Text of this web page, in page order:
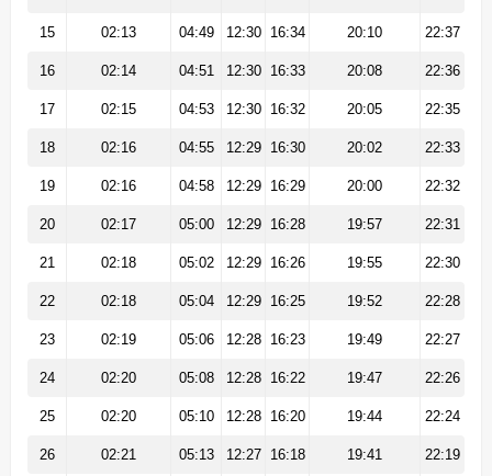
15 02:13 04:49 12:30 16:34 20:10 22:37
16 02:14 04:51 12:30 16:33 20:08 22:36
17 02:15 04:53 12:30 16:32 20:05 22:35
18 02:16 04:55 12:29 16:30 20:02 22:33
19 02:16 04:58 12:29 16:29 20:00 22:32
20 02:17 05:00 12:29 16:28 19:57 22:31
21 02:18 05:02 12:29 16:26 19:55 22:30
22 02:18 05:04 12:29 16:25 19:52 22:28
23 02:19 05:06 12:28 16:23 19:49 22:27
24 02:20 05:08 12:28 16:22 19:47 22:26
25 02:20 05:10 12:28 16:20 19:44 22:24
26 02:21 05:13 12:27 16:18 19:41 22:19